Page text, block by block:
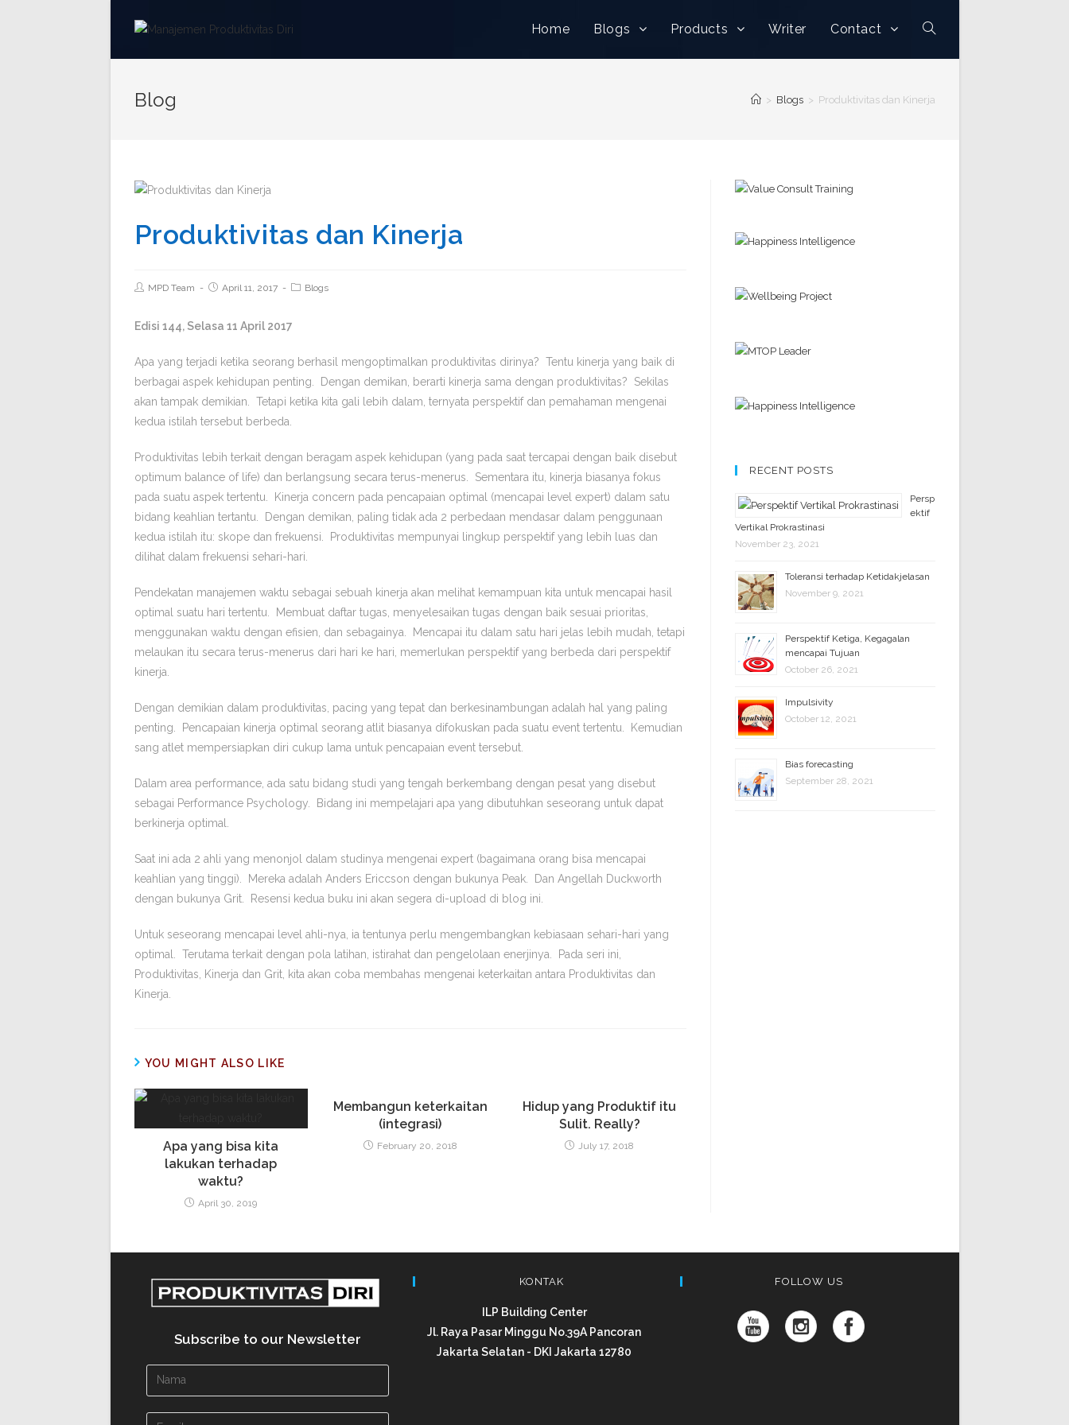
Home Blogs Products Writer Contact
Blog > Blogs > Produktivitas dan Kinerja
Produktivitas dan Kinerja
MPD Team April 11, 2017 Blogs
Edisi 144, Selasa 11 April 2017
Apa yang terjadi ketika seorang berhasil mengoptimalkan produktivitas dirinya? Tentu kinerja yang baik di
berbagai aspek kehidupan penting. Dengan demikan, berarti kinerja sama dengan produktivitas? Sekilas
akan tampak demikian. Tetapi ketika kita gali lebih dalam, ternyata perspektif dan pemahaman mengenai
kedua istilah tersebut berbeda.
Produktivitas lebih terkait dengan beragam aspek kehidupan (yang pada saat tercapai dengan baik disebut
optimum balance of life) dan berlangsung secara terus-menerus. Sementara itu, kinerja biasanya fokus
pada suatu aspek tertentu. Kinerja concern pada pencapaian optimal (mencapai level expert) dalam satu
bidang keahlian tertantu. Dengan demikan, paling tidak ada 2 perbedaan mendasar dalam penggunaan
kedua istilah itu: skope dan frekuensi. Produktivitas mempunyai lingkup perspektif yang lebih luas dan
dilihat dalam frekuensi sehari-hari.
Pendekatan manajemen waktu sebagai sebuah kinerja akan melihat kemampuan kita untuk mencapai hasil
optimal suatu hari tertentu. Membuat daftar tugas, menyelesaikan tugas dengan baik sesuai prioritas,
menggunakan waktu dengan efisien, dan sebagainya. Mencapai itu dalam satu hari jelas lebih mudah, tetapi
melaukan itu secara terus-menerus dari hari ke hari, memerlukan perspektif yang berbeda dari perspektif
kinerja.
Dengan demikian dalam produktivitas, pacing yang tepat dan berkesinambungan adalah hal yang paling
penting. Pencapaian kinerja optimal seorang atlit biasanya difokuskan pada suatu event tertentu. Kemudian
sang atlet mempersiapkan diri cukup lama untuk pencapaian event tersebut.
Dalam area performance, ada satu bidang studi yang tengah berkembang dengan pesat yang disebut
sebagai Performance Psychology. Bidang ini mempelajari apa yang dibutuhkan seseorang untuk dapat
berkinerja optimal.
Saat ini ada 2 ahli yang menonjol dalam studinya mengenai expert (bagaimana orang bisa mencapai
keahlian yang tinggi). Mereka adalah Anders Ericcson dengan bukunya Peak. Dan Angellah Duckworth
dengan bukunya Grit. Resensi kedua buku ini akan segera di-upload di blog ini.
Untuk seseorang mencapai level ahli-nya, ia tentunya perlu mengembangkan kebiasaan sehari-hari yang
optimal. Terutama terkait dengan pola latihan, istirahat dan pengelolaan enerjinya. Pada seri ini,
Produktivitas, Kinerja dan Grit, kita akan coba membahas mengenai keterkaitan antara Produktivitas dan
Kinerja.
YOU MIGHT ALSO LIKE
Apa yang bisa kita
lakukan terhadap
waktu?
April 30, 2019
Membangun keterkaitan
(integrasi)
February 20, 2018
Hidup yang Produktif itu
Sulit. Really?
July 17, 2018
RECENT POSTS
Persp
ektif
Vertikal Prokrastinasi
November 23, 2021
Toleransi terhadap Ketidakjelasan
November 9, 2021
Perspektif Ketiga, Kegagalan
mencapai Tujuan
October 26, 2021
Impulsivity
October 12, 2021
Bias forecasting
September 28, 2021
Subscribe to our Newsletter
KONTAK
ILP Building Center
Jl. Raya Pasar Minggu No.39A Pancoran
Jakarta Selatan - DKI Jakarta 12780
FOLLOW US